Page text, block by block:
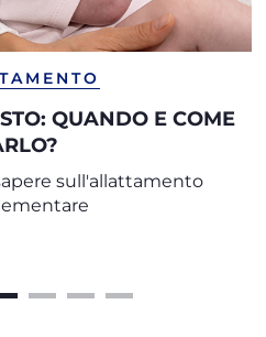
QUANDO E COME
sull'allattamento